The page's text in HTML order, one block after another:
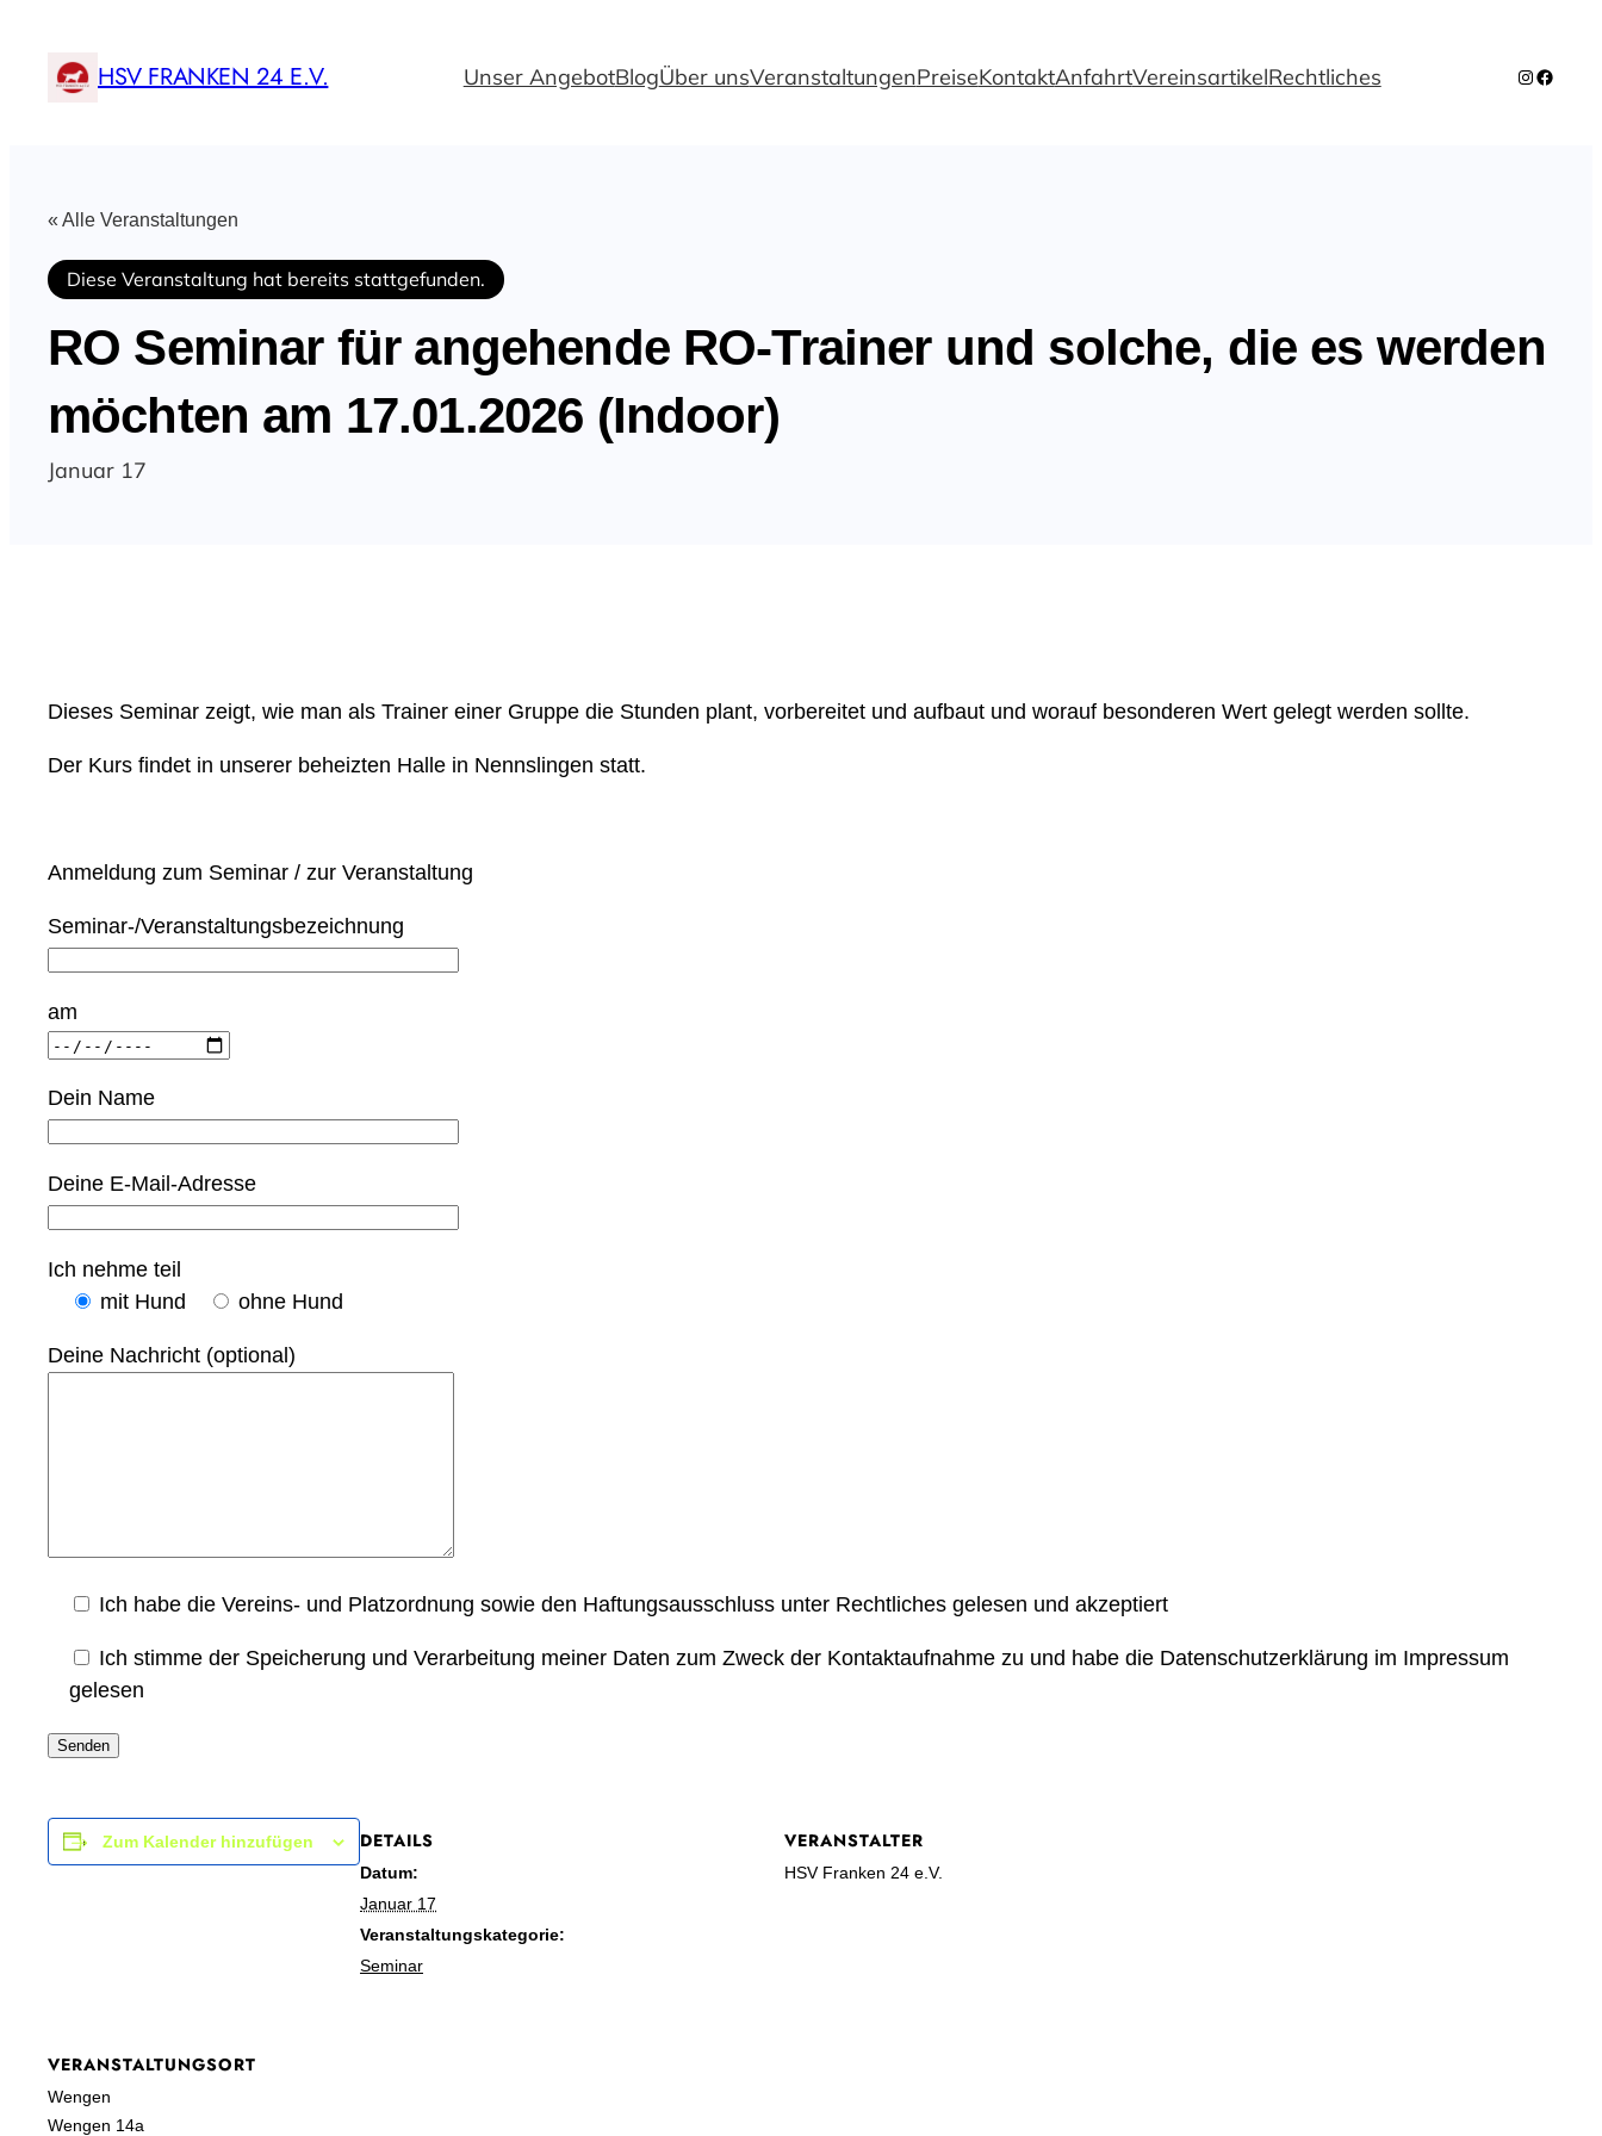
HSV FRANKEN 24 E.V. Unser AngebotBlogÜber unsVeranstaltungenPreiseKontaktAnfahrtVereinsartikelRechtliches
« Alle Veranstaltungen
Diese Veranstaltung hat bereits stattgefunden.
RO Seminar für angehende RO-Trainer und solche, die es werden
möchten am 17.01.2026 (Indoor)
Januar 17
Dieses Seminar zeigt, wie man als Trainer einer Gruppe die Stunden plant, vorbereitet und aufbaut und worauf besonderen Wert gelegt werden sollte.
Der Kurs findet in unserer beheizten Halle in Nennslingen statt.
Anmeldung zum Seminar / zur Veranstaltung
Seminar-/Veranstaltungsbezeichnung
am
Dein Name
Deine E-Mail-Adresse
Ich nehme teil
mit Hund
ohne Hund
Deine Nachricht (optional)
Ich habe die Vereins- und Platzordnung sowie den Haftungsausschluss unter Rechtliches gelesen und akzeptiert
Ich stimme der Speicherung und Verarbeitung meiner Daten zum Zweck der Kontaktaufnahme zu und habe die Datenschutzerklärung im Impressum
gelesen
Zum Kalender hinzufügen DETAILS
Datum:
Januar 17
Veranstaltungskategorie:
Seminar
VERANSTALTER
HSV Franken 24 e.V.
VERANSTALTUNGSORT
Wengen
Wengen 14a